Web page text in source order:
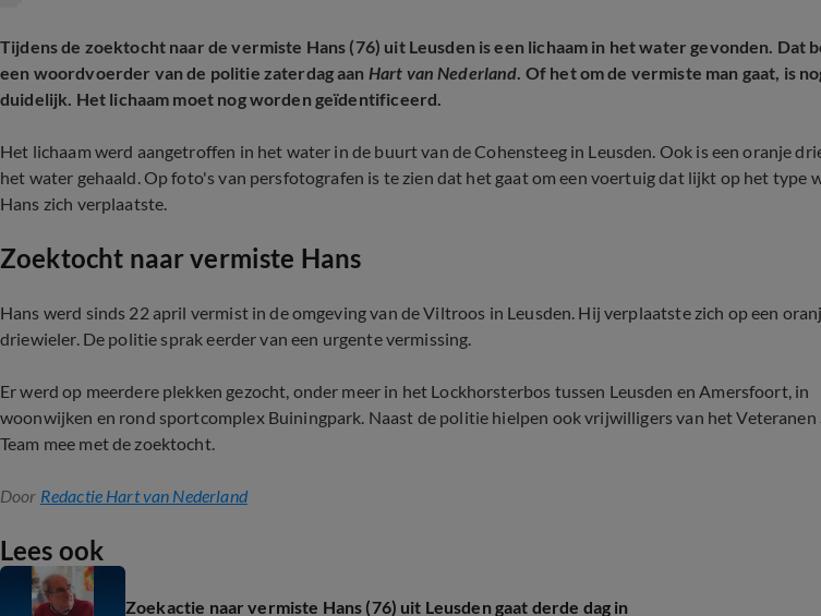
Tijdens de zoektocht naar de vermiste Hans (76) uit Leusden is een lichaam in het water gevonden. Dat
een woordvoerder van de politie zaterdag aan Hart van Nederland. Of het om de vermiste man gaat, is
duidelijk. Het lichaam moet nog worden geïdentificeerd.
Het lichaam werd aangetroffen in het water in de buurt van de Cohensteeg in Leusden. Ook is een oranje
het water gehaald. Op foto's van persfotografen is te zien dat het gaat om een voertuig dat lijkt op het type
Hans zich verplaatste.
Zoektocht naar vermiste Hans
Hans werd sinds 22 april vermist in de omgeving van de Viltroos in Leusden. Hij verplaatste zich op een
driewieler. De politie sprak eerder van een urgente vermissing.
Er werd op meerdere plekken gezocht, onder meer in het Lockhorsterbos tussen Leusden en Amersfoort, in
woonwijken en rond sportcomplex Buiningpark. Naast de politie hielpen ook vrijwilligers van het Veteranen
Team mee met de zoektocht.
Door Redactie Hart van Nederland
Lees ook
Zoekactie naar vermiste Hans (76) uit Leusden gaat derde dag in